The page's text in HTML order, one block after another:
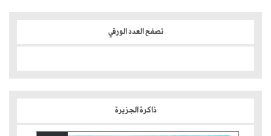
تصفح العدد الورقي
ذاكرة الجزيرة